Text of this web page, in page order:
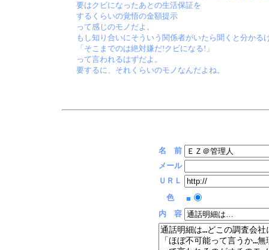
要はクビになったあとの生活保証を
するくらいの覚悟の金額提示
って感じのモノだよ。
もし知り合いにそういう関係者がいたら聞くと分かる
「そこまでのは絶対嫌だ!クビになる!」
って言われるはずだよ。
要するに、それくらいのモノなんだよね。
名 前
メール
ＵＲＬ
色
■
内 容